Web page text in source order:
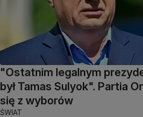
"Ostatnim legalnym
był Tamas Sulyok". Partia
się z wyborów
ŚWIAT